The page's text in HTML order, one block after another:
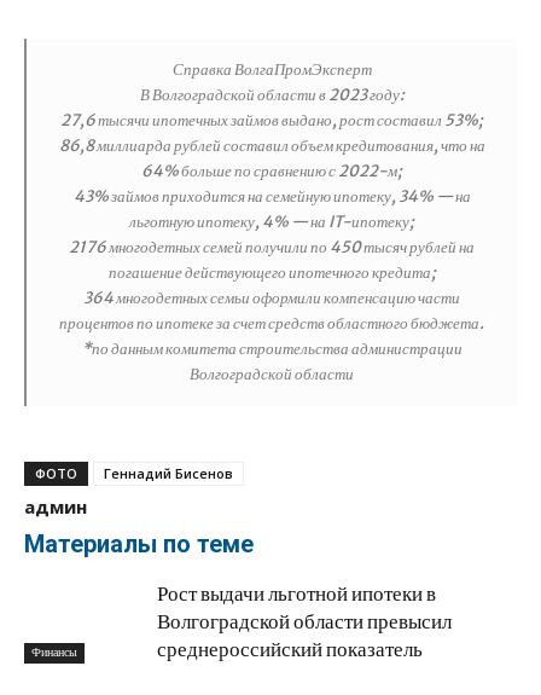
Справка ВолгаПромЭксперт
В Волгоградской области в 2023 году:
27,6 тысячи ипотечных займов выдано, рост составил 53%;
86,8 миллиарда рублей составил объем кредитования, что на
64% больше по сравнению с 2022-м;
43% займов приходится на семейную ипотеку, 34% — на
льготную ипотеку, 4% — на IT-ипотеку;
2176 многодетных семей получили по 450 тысяч рублей на
погашение действующего ипотечного кредита;
364 многодетных семьи оформили компенсацию части
процентов по ипотеке за счет средств областного бюджета.
*по данным комитета строительства администрации
Волгоградской области
ФОТО Геннадий Бисенов
админ
Материалы по теме
Финансы
Рост выдачи льготной ипотеки в
Волгоградской области превысил
среднероссийский показатель